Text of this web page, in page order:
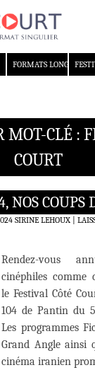
FORMATS LONGS
MOT-CLÉ :
COURT
NOS COUPS
SIRINE LEHOUX
Rendez-vous
cinéphiles comme
le Festival Côté
104 de Pantin du
Les programmes
Grand Angle ainsi
cinéma iranien